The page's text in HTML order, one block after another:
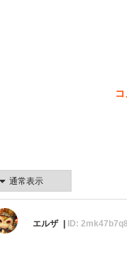
エルザ ID: